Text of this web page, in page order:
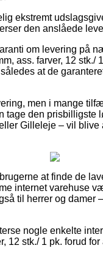
ekstremt
den anslåede
om levering på
ass. farver, 12 stk./
at de
men i mange
tage den prisbilligste
Gilleleje – vil blive
at finde de
internet varehuse
til herrer og damer
nogle enkelte
12 stk./ 1 pk. forud